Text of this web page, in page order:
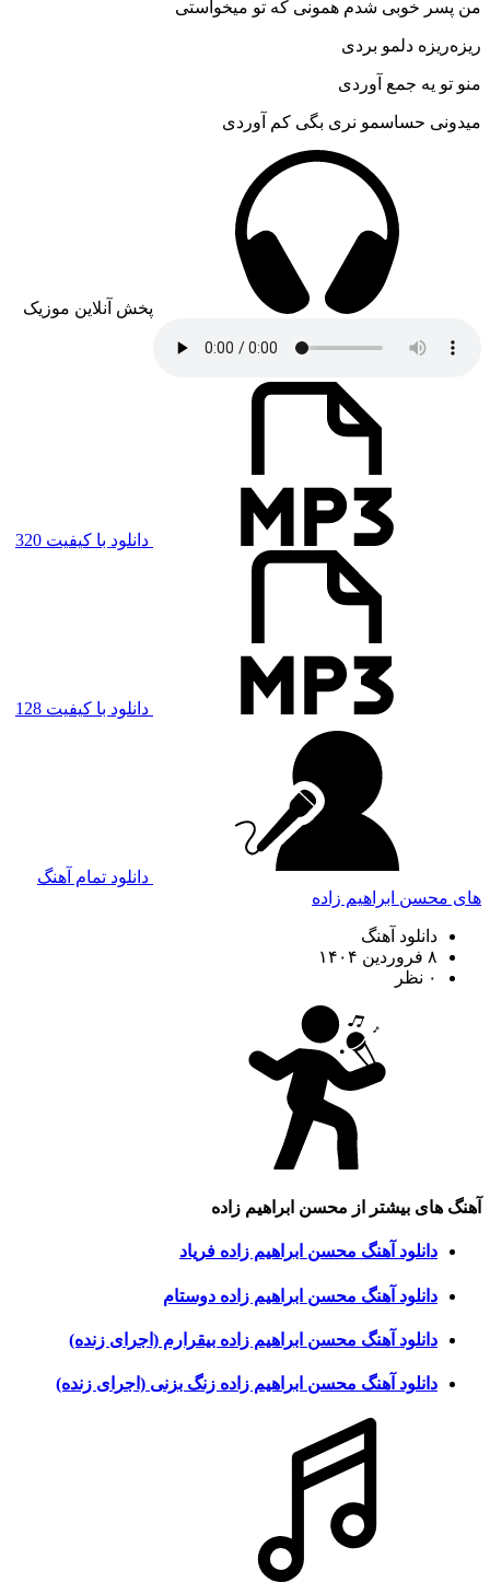
من پسر خوبی شدم همونی که تو میخواستی
ریزه‌ریزه دلمو بردی
منو تو یه جمع آوردی
میدونی حساسمو‌ نری بگی کم آوردی
پخش آنلاین موزیک
دانلود با کیفیت 320
دانلود با کیفیت 128
دانلود تمام آهنگ
های محسن ابراهیم زاده
دانلود آهنگ
۸ فروردین ۱۴۰۴
۰ نظر
آهنگ های بیشتر از محسن ابراهیم زاده
دانلود آهنگ محسن ابراهیم زاده فریاد
دانلود آهنگ محسن ابراهیم زاده دوستام
دانلود آهنگ محسن ابراهیم زاده بیقرارم (اجرای زنده)
دانلود آهنگ محسن ابراهیم زاده زنگ بزنی (اجرای زنده)